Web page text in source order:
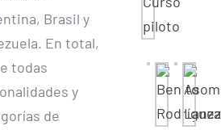
Brasil y
En total,
todas
y
de